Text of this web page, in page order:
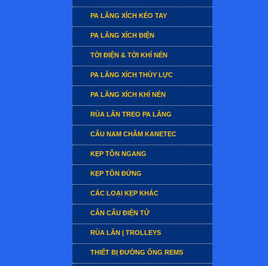
PA LĂNG XÍCH KÉO TAY
PA LĂNG XÍCH ĐIỆN
TỜI ĐIỆN & TỜI KHÍ NÉN
PA LĂNG XÍCH THỦY LỰC
PA LĂNG XÍCH KHÍ NÉN
RÙA LĂN TREO PA LĂNG
CẨU NAM CHÂM KANETEC
KẸP TÔN NGANG
KẸP TÔN ĐỨNG
CÁC LOẠI KẸP KHÁC
CÂN CẨU ĐIỆN TỬ
RÙA LĂN | TROLLEYS
THIẾT BỊ ĐƯỜNG ỐNG REMS